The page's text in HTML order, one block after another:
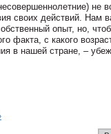
не
своих действий. Нам
опыт, но,
факта, с какого
в нашей стране, –